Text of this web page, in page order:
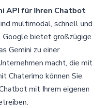
API für Ihren Chatbot
multimodal, schnell und
bietet großzügige
Gemini zu einer
macht, die mit
Chaterimo können Sie
mit Ihrem eigenen